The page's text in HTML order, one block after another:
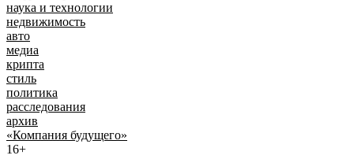
наука и технологии
недвижимость
авто
медиа
крипта
стиль
политика
расследования
архив
«Компания будущего»
16+